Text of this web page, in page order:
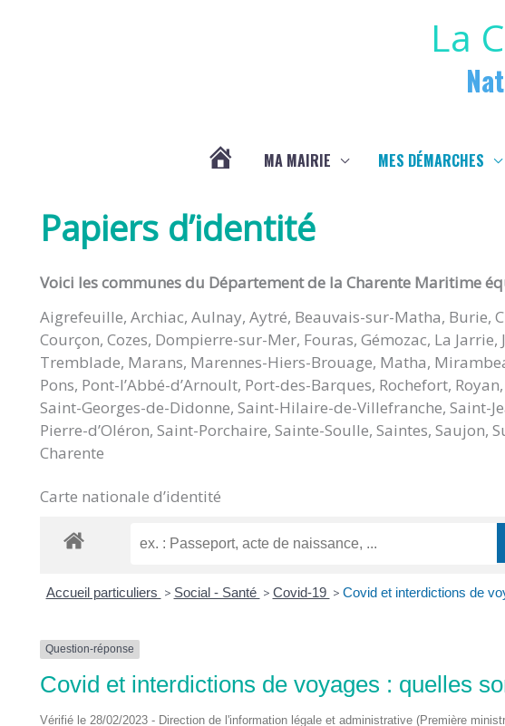
La
DE
CHAPELLE
DES
MA MAIRIE MES DÉMARCHES
Papiers d’identité
Voici les communes du Département de la Charente Maritime
Aigrefeuille, Archiac, Aulnay, Aytré, Beauvais-sur-Matha, Burie,
Courçon, Cozes, Dompierre-sur-Mer, Fouras, Gémozac, La Jarrie,
Tremblade, Marans, Marennes-Hiers-Brouage, Matha,
Pons, Pont-l’Abbé-d’Arnoult, Port-des-Barques, Rochefort,
Saint-Georges-de-Didonne, Saint-Hilaire-de-Villefranche, Saint-
Pierre-d’Oléron, Saint-Porchaire, Sainte-Soulle, Saintes, Saujon,
Charente
Carte nationale d’identité
Accueil particuliers > Social - Santé > Covid-19 > Covid et interdictions de
Question-réponse
Covid et interdictions de voyages : quelles
Vérifié le 28/02/2023 - Direction de l'information légale et administrative (Première